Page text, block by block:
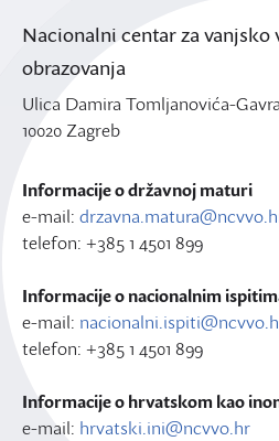
Nacionalni centar za vanjsko
obrazovanja
Ulica Damira Tomljanovića-
10020 Zagreb
Informacije o državnoj maturi
e-mail:
telefon: +385 1 4501 899
Informacije o nacionalnim
e-mail:
telefon: +385 1 4501 899
Informacije o hrvatskom kao
e-mail: hrvatski.ini@ncvvo.hr